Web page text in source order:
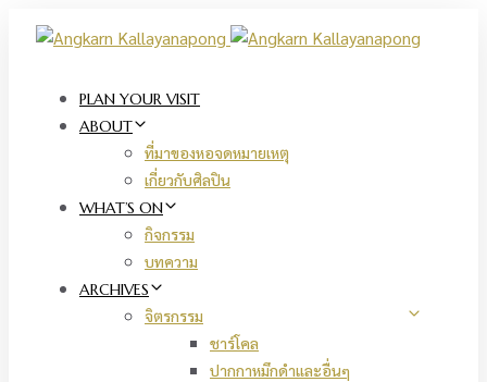
Skip
links
Skip
navigationPLAN YOUR VISIT
ABOUT
ที่มาของหอจดหมายเหตุ
เกี่ยวกับศิลปิน
WHAT’S ON
กิจกรรม
บทความ
ARCHIVES
จิตรกรรม
ชาร์โคล
ปากกาหมึกดำและอื่นๆ